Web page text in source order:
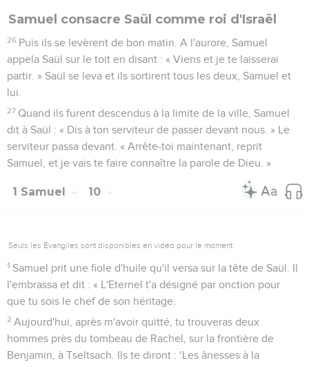
Samuel consacre Saül comme roi d'Israël
26 Puis ils se levèrent de bon matin. A l'aurore, Samuel
appela Saül sur le toit en disant : « Viens et je te laisserai
partir. » Saül se leva et ils sortirent tous les deux, Samuel et
lui.
27 Quand ils furent descendus à la limite de la ville, Samuel
dit à Saül : « Dis à ton serviteur de passer devant nous. » Le
serviteur passa devant. « Arrête-toi maintenant, reprit
Samuel, et je vais te faire connaître la parole de Dieu. »
1 Samuel 10
Seuls les Évangiles sont disponibles en vidéo pour le moment.
1 Samuel prit une fiole d'huile qu'il versa sur la tête de Saül. Il
l'embrassa et dit : « L'Eternel t'a désigné par onction pour
que tu sois le chef de son héritage.
2 Aujourd'hui, après m'avoir quitté, tu trouveras deux
hommes près du tombeau de Rachel, sur la frontière de
Benjamin, à Tseltsach. Ils te diront : ‘Les ânesses à la